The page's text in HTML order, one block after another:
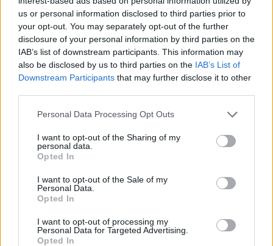
us or personal information disclosed to third parties prior to
your opt-out. You may separately opt-out of the further
disclosure of your personal information by third parties on the
IAB’s list of downstream participants. This information may
also be disclosed by us to third parties on the IAB’s List of
Downstream Participants that may further disclose it to other
Personal Data Processing Opt Outs
I want to opt-out of the Sharing of my
personal data.
Opted In
I want to opt-out of the Sale of my
Personal Data.
Opted In
I want to opt-out of processing my
Personal Data for Targeted Advertising.
Opted In
Publicidad